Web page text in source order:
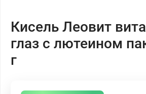
Кисель Леовит
глаз с лютеином
г